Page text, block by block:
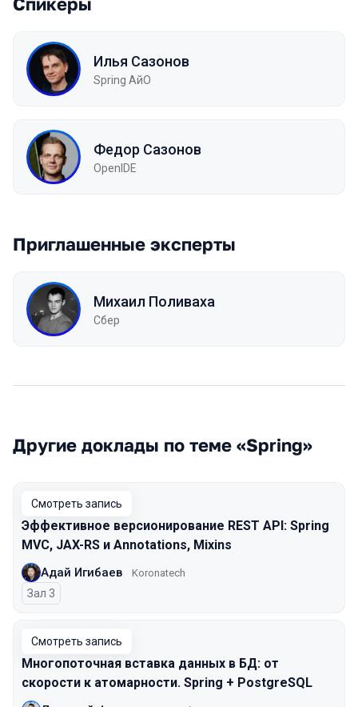
Илья Сазонов
Spring АйО
Федор Сазонов
OpenIDE
Приглашенные эксперты
Михаил Поливаха
Сбер
Другие доклады по теме «Spring»
Смотреть запись
Эффективное версионирование REST API: Spring
MVC, JAX-RS и Annotations, Mixins
Адай Игибаев Koronatech
Зал 3
Смотреть запись
Многопоточная вставка данных в БД: от
скорости к атомарности. Spring + PostgreSQL